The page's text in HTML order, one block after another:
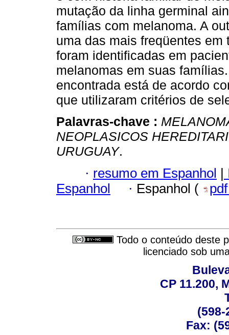
mutação da linha germinal
famílias com melanoma. A
uma das mais freqüentes
foram identificadas em
melanomas em suas
encontrada está de acordo
que utilizaram critérios de
Palavras-chave :
NEOPLASICOS
URUGUAY.
· resumo em Espanhol |
Espanhol
· Espanhol (
Todo o conteúdo deste
licenciado sob
CP 11.200,
(598-
Fax: